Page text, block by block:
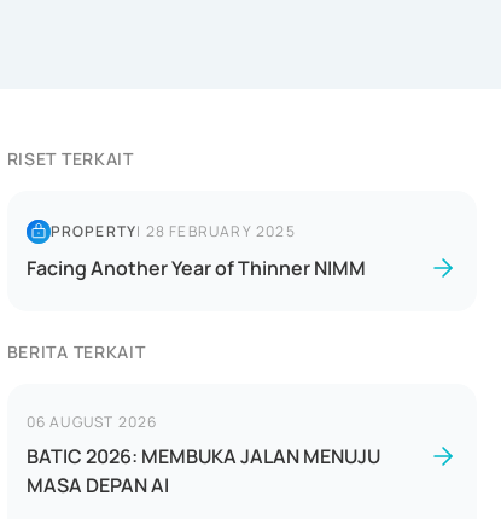
RISET TERKAIT
PROPERTY| 28 FEBRUARY 2025
Facing Another Year of Thinner NIMM
BERITA TERKAIT
06 AUGUST 2026
BATIC 2026: MEMBUKA JALAN MENUJU
MASA DEPAN AI